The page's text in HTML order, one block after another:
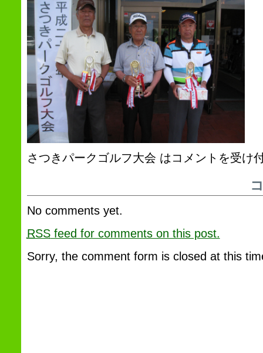
さつきパークゴルフ大会 は コメントを受け
No comments yet.
RSSfeed for comments on this post.
Sorry, the comment form is closed at this